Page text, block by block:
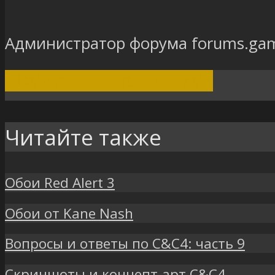
Администратор форума
Читайте также
Обои Red Alert 3
Обои от Kane Nash
Вопросы и ответы по C&C4: часть 9